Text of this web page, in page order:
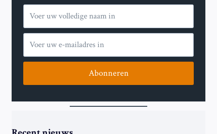
Abonneren